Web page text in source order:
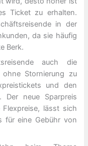
Ticket zu erhalten.
in der
da sie häufig
Berk.
auch die
ohne Stornierung zu
und den
Der neue Sparpreis
lässt sich
für eine Gebühr von